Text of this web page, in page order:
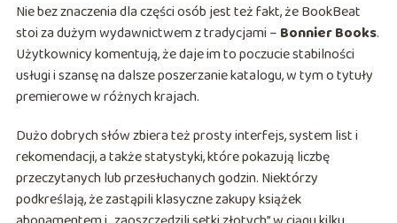
Nie bez znaczenia dla części osób jest też fakt, że BookBeat
stoi za dużym wydawnictwem z tradycjami – Bonnier Books.
Użytkownicy komentują, że daje im to poczucie stabilności
usługi i szansę na dalsze poszerzanie katalogu, w tym o tytuły
premierowe w różnych krajach.
Dużo dobrych słów zbiera też prosty interfejs, system list i
rekomendacji, a także statystyki, które pokazują liczbę
przeczytanych lub przesłuchanych godzin. Niektórzy
podkreślają, że zastąpili klasyczne zakupy książek